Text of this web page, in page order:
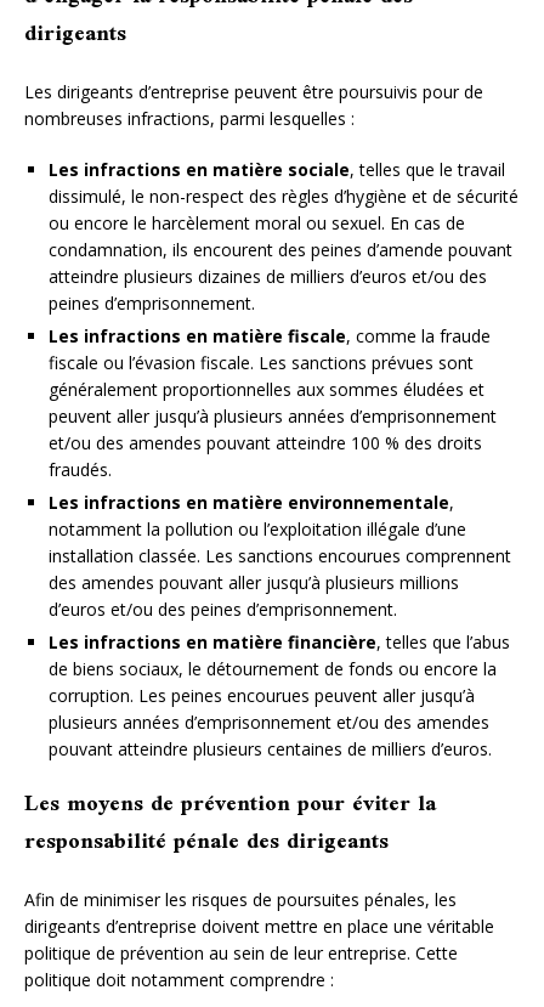
dirigeants
Les dirigeants d’entreprise peuvent être poursuivis pour de
nombreuses infractions, parmi lesquelles :
Les infractions en matière sociale, telles que le travail
dissimulé, le non-respect des règles d’hygiène et de sécurité
ou encore le harcèlement moral ou sexuel. En cas de
condamnation, ils encourent des peines d’amende pouvant
atteindre plusieurs dizaines de milliers d’euros et/ou des
peines d’emprisonnement.
Les infractions en matière fiscale, comme la fraude
fiscale ou l’évasion fiscale. Les sanctions prévues sont
généralement proportionnelles aux sommes éludées et
peuvent aller jusqu’à plusieurs années d’emprisonnement
et/ou des amendes pouvant atteindre 100 % des droits
fraudés.
Les infractions en matière environnementale,
notamment la pollution ou l’exploitation illégale d’une
installation classée. Les sanctions encourues comprennent
des amendes pouvant aller jusqu’à plusieurs millions
d’euros et/ou des peines d’emprisonnement.
Les infractions en matière financière, telles que l’abus
de biens sociaux, le détournement de fonds ou encore la
corruption. Les peines encourues peuvent aller jusqu’à
plusieurs années d’emprisonnement et/ou des amendes
pouvant atteindre plusieurs centaines de milliers d’euros.
Les moyens de prévention pour éviter la
responsabilité pénale des dirigeants
Afin de minimiser les risques de poursuites pénales, les
dirigeants d’entreprise doivent mettre en place une véritable
politique de prévention au sein de leur entreprise. Cette
politique doit notamment comprendre :